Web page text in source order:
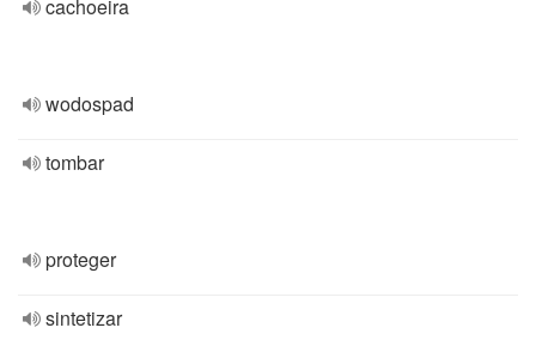
cachoeira
wodospad
tombar
proteger
sintetizar